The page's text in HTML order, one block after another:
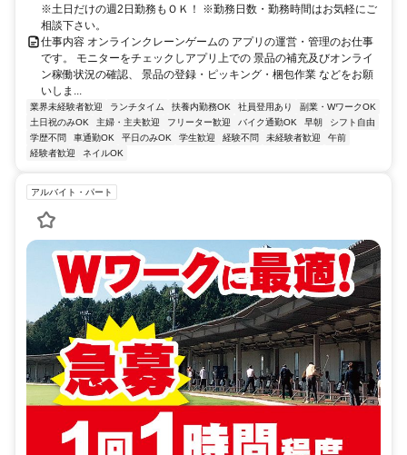
※土日だけの週2日勤務もＯＫ！ ※勤務日数・勤務時間はお気軽にご
相談下さい。
仕事内容 オンラインクレーンゲームの アプリの運営・管理のお仕事
です。 モニターをチェックしアプリ上での 景品の補充及びオンライ
ン稼働状況の確認、 景品の登録・ピッキング・梱包作業 などをお願
いしま...
業界未経験者歓迎 ランチタイム 扶養内勤務OK 社員登用あり
副業・WワークOK
土日祝のみOK
主婦・主夫歓迎 フリーター歓迎 バイク通勤OK 早朝
シフト自由
学歴不問
車通勤OK 平日のみOK 学生歓迎 経験不問 未経験者歓迎
午前
経験者歓迎
ネイルOK
アルバイト・パート